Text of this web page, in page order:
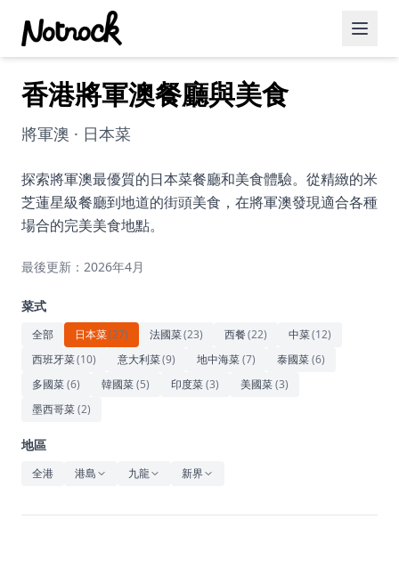
精選活動
博客文章
約會好去處
美食佳餚
運動
藝術文化
休閒
音樂
香港將軍澳餐廳與美食
將軍澳 · 日本菜
探索將軍澳最優質的日本菜餐廳和美食體驗。從精緻的米
芝蓮星級餐廳到地道的街頭美食，在將軍澳發現適合各種
場合的完美美食地點。
最後更新：2026年4月
菜式
全部 日本菜(27) 法國菜(23) 西餐(22) 中菜(12)
西班牙菜(10) 意大利菜(9) 地中海菜(7) 泰國菜(6)
多國菜(6) 韓國菜(5) 印度菜(3) 美國菜(3)
墨西哥菜(2)
地區
全港 港島 九龍 新界